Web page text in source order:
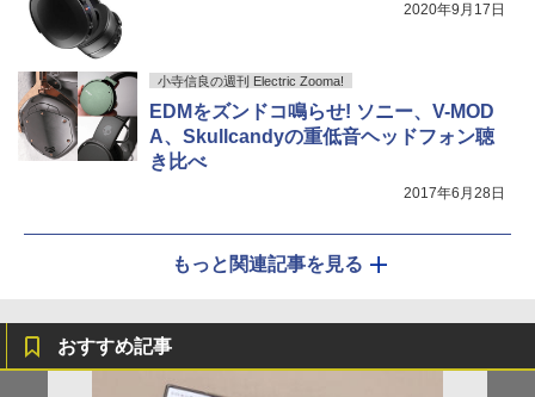
2020年9月17日
小寺信良の週刊 Electric Zooma!
EDMをズンドコ鳴らせ! ソニー、V-MOD
A、Skullcandyの重低音ヘッドフォン聴
き比べ
2017年6月28日
もっと関連記事を見る
おすすめ記事